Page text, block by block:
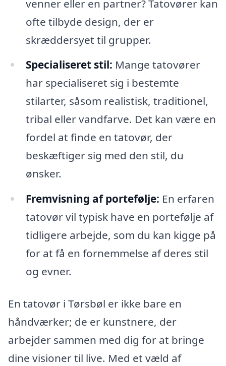
venner eller en partner? Tatovører kan
ofte tilbyde design, der er
skræddersyet til grupper.
Specialiseret stil: Mange tatovører
har specialiseret sig i bestemte
stilarter, såsom realistisk, traditionel,
tribal eller vandfarve. Det kan være en
fordel at finde en tatovør, der
beskæftiger sig med den stil, du
ønsker.
Fremvisning af portefølje: En erfaren
tatovør vil typisk have en portefølje af
tidligere arbejde, som du kan kigge på
for at få en fornemmelse af deres stil
og evner.
En tatovør i Tørsbøl er ikke bare en
håndværker; de er kunstnere, der
arbejder sammen med dig for at bringe
dine visioner til live. Med et væld af